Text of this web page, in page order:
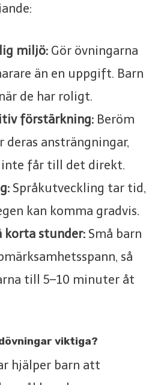
miljö: Gör övningarna
än en uppgift. Barn
de har roligt.
förstärkning: Beröm
ansträngningar,
inte får till det direkt.
Språkutveckling tar tid,
kan komma gradvis.
korta stunder: Små barn
så
till 5–10 minuter åt
viktiga?
hjälper barn att